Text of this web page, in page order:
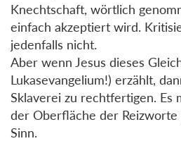
Knechtschaft, wörtlich
einfach akzeptiert wird.
jedenfalls nicht.
Aber wenn Jesus dieses
Lukasevangelium!) erzählt,
Sklaverei zu rechtfertigen. Es
der Oberfläche der
Sinn.